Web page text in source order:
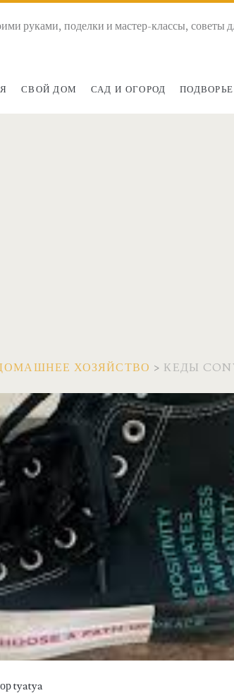
руками, поделки и мастер-классы, советы
СВОЙ ДОМ САД И ОГОРОД ПОДВОРЬЕ
ХОЗЯЙСТВО > КЕДЫ
tyatya